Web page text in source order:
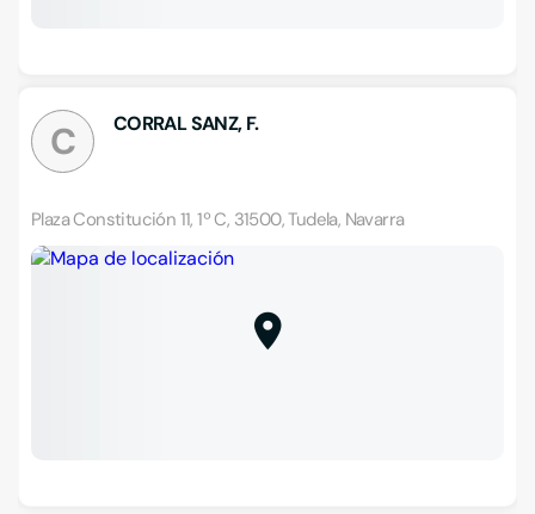
C CORRAL SANZ, F.
Plaza Constitución 11, 1º C, 31500, Tudela, Navarra